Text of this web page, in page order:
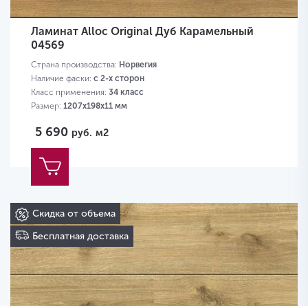
Ламинат Alloc Original Дуб Карамельный
04569
Страна производства: Норвегия
Наличие фаски: с 2-х сторон
Класс применения: 34 класс
Размер: 1207х198х11 мм
5 690 руб. м2
Скидка от объема
Бесплатная доставка